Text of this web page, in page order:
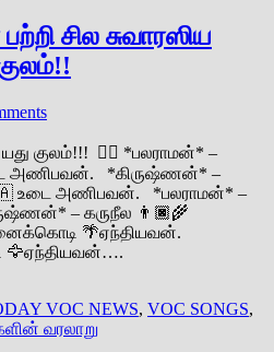
சில சுவாரஸிய
குலம்!!! 👆🏽 *பலராமன்* –
அணிபவன். *கிருஷ்ணன்* –
உடை அணிபவன். *பலராமன்* –
– கருநீல 👨🏿‍🌾
🌴ஏந்தியவன்.
🦅ஏந்தியவன்….
VOC NEWS, VOC SONGS,
வரலாறு